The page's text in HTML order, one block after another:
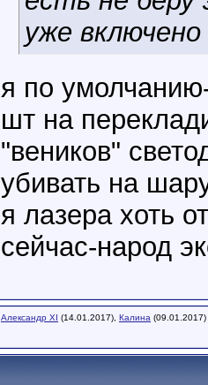
уже включено
я по
шт на
"веников"
убивать на
я лазера хоть
сейчас-народ
Александр XI (14.01.2017), Калина (09.01.2017)